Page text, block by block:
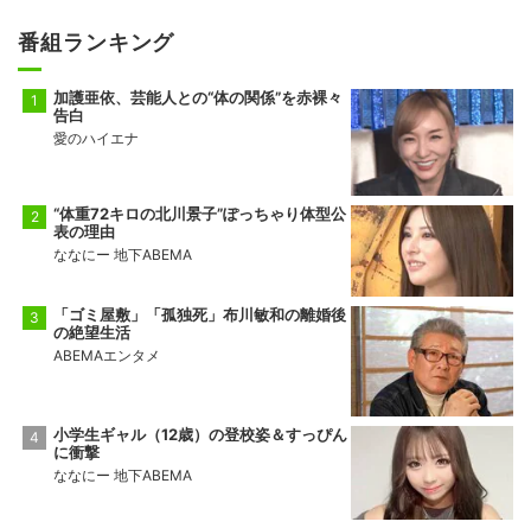
番組ランキング
加護亜依、芸能人との“体の関係”を赤裸々
告白
愛のハイエナ
“体重72キロの北川景子”ぽっちゃり体型公
表の理由
ななにー 地下ABEMA
「ゴミ屋敷」「孤独死」布川敏和の離婚後
の絶望生活
ABEMAエンタメ
小学生ギャル（12歳）の登校姿＆すっぴん
に衝撃
ななにー 地下ABEMA